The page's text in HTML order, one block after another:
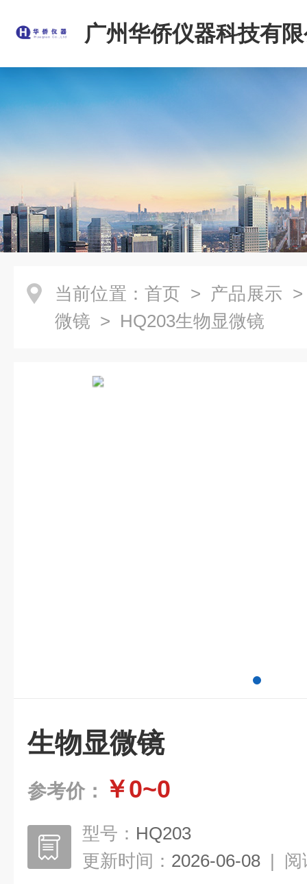
广州华侨仪器科技有
当前位置： 首页 > 产品展示
微镜 > HQ203生物显微镜
生物显微镜
参考价： ￥0~0
型号： HQ203
更新时间： 2026-06-08 | 阅